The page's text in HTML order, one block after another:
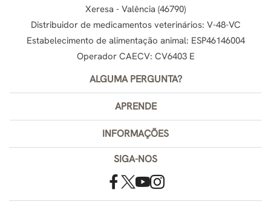
Xeresa - Valência (46790)
Distribuidor de medicamentos veterinários: V-48-VC
Estabelecimento de alimentação animal: ESP46146004
Operador CAECV: CV6403 E
ALGUMA PERGUNTA?
APRENDE
INFORMAÇÕES
SIGA-NOS